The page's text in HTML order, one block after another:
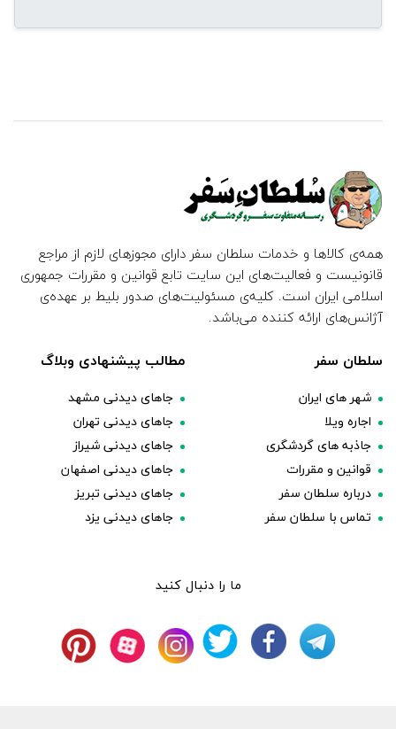
همه‌ی کالاها و خدمات سلطان سفر دارای مجوزهای لازم از مراجع
قانونیست و فعالیت‌های این سایت تابع قوانین و مقررات جمهوری
اسلامی ایران است. کلیه‌ی مسئولیت‌های صدور بلیط بر عهده‌ی
آژانس‌های ارائه کننده می‌باشد.
سلطان سفر
شهر های ایران
اجاره ویلا
جاذبه های گردشگری
قوانین و مقررات
درباره سلطان سفر
تماس با سلطان سفر
مطالب پیشنهادی وبلاگ
جاهای دیدنی مشهد
جاهای دیدنی تهران
جاهای دیدنی شیراز
جاهای دیدنی اصفهان
جاهای دیدنی تبریز
جاهای دیدنی یزد
ما را دنبال کنید